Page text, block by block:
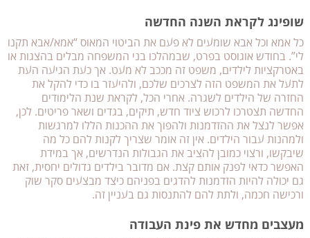
שופינג לקראת השנה החדשה
כל אמא וכל אבא שומעים לא פעם את הביטוי המאוס “אמא/אבא תקנו
לי”. בחודש אוגוסט בפרט, שבמהלכו בני המשפחה מבלים בהצגות או
באטרקציות לילדים, משפט זה מככב לא מעט. אך כעת הגיעה העת
לתעל את המשפט הזה לצרכים שלכם, ולהיעזר בו כדי להקל את
החזרה של הילדים לשגרה. אחרי הכל, לקראת שנת הלימודים
החדשה תצטרכו לרכוש ציוד חדש, תיקים, בגדים ושאר פריטים. לכן,
אפשר לנצל את ההזדמנות ולהפוך את ההכנות הללו למרגשות
ולמהנות עבור הילדים. אין זה אומר שצריך לקנות להם כל מה
שיבקשו, ורצוי כמובן להציב את הגבולות הנדרשים, אך במידת
האפשר כדאי לפנק אותם קצת. אם מדובר בילדים גדולים יחסית, זאת
גם יכולה להיות הזדמנות להדגים בפניהם כיצד מבצעים סקר שוק
ורכישה חכמה, ולתת להם להתנסות גם בעניין זה.
מעצבים מחדש את פינת העבודה